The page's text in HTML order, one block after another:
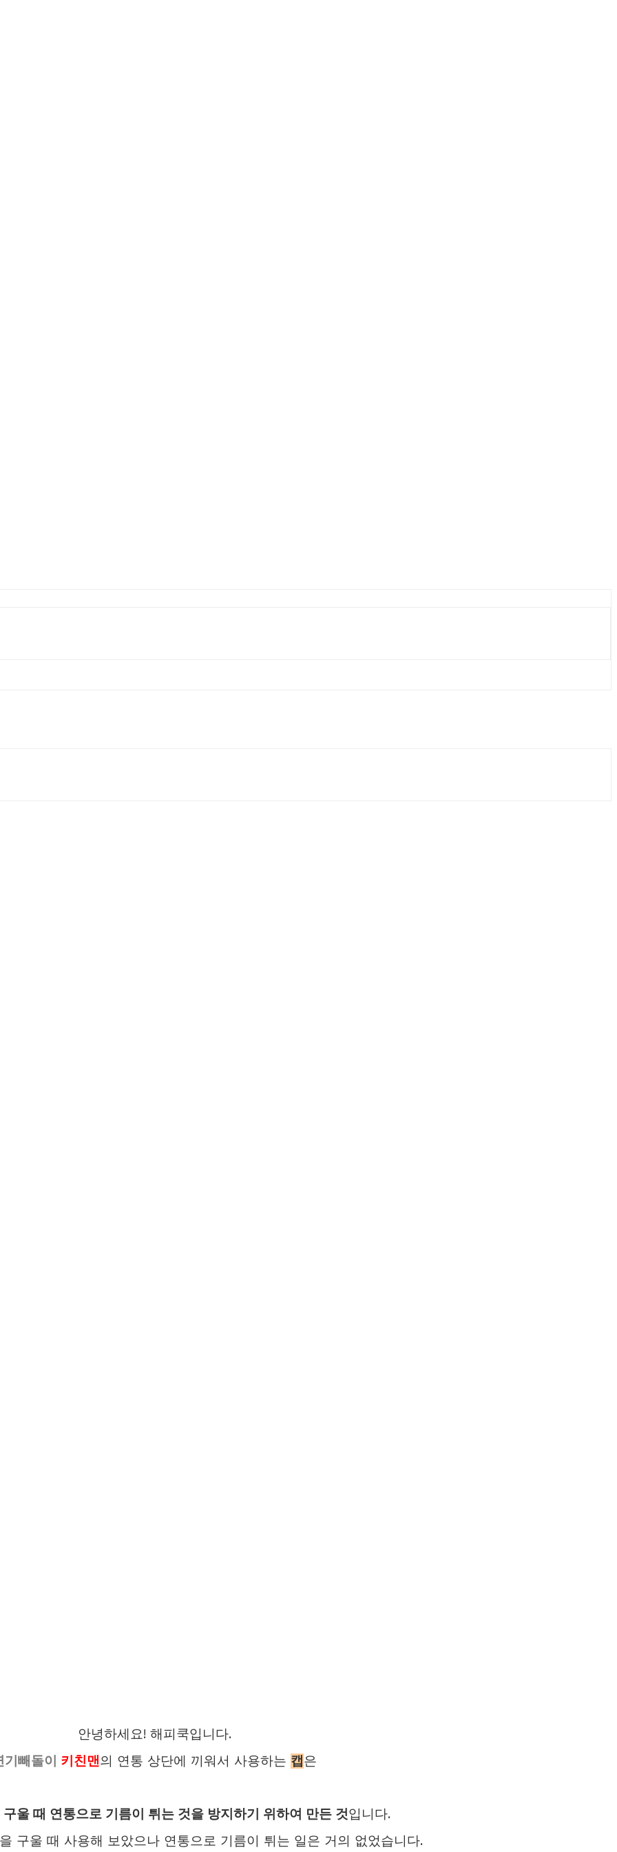
안녕하세요! 해피쿡입니다.
기빼돌이 키친맨의 연통 상단에 끼워서 사용하는 캡 은
울 때 연통으로 기름이 튀는 것을 방지하기 위하여 만든 것입니다.
구울 때 사용해 보았으나 연통으로 기름이 튀는 일은 거의 없었습니다.